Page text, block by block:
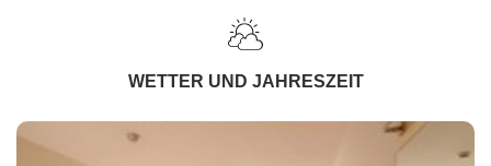
WETTER UND JAHRESZEIT